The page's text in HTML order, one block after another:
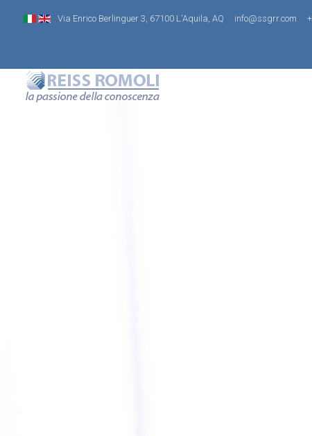
Via Enrico Berlinguer 3, 67100 L'Aquila, AQ info@ssgrr.com